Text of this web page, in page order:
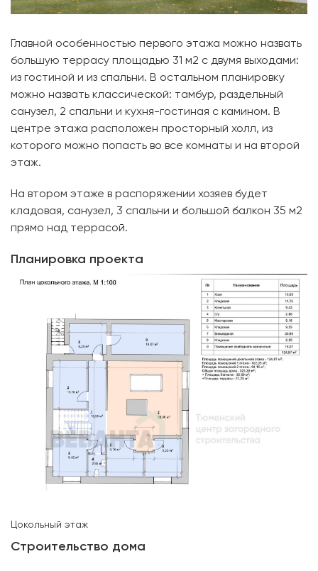
Главной особенностью первого этажа можно назвать
большую террасу площадью 31 м2 с двумя выходами:
из гостиной и из спальни. В остальном планировку
можно назвать классической: тамбур, раздельный
санузел, 2 спальни и кухня-гостиная с камином. В
центре этажа расположен просторный холл, из
которого можно попасть во все комнаты и на второй
этаж.
На втором этаже в распоряжении хозяев будет
кладовая, санузел, 3 спальни и большой балкон 35 м2
прямо над террасой.
Планировка проекта
Цокольный этаж
Строительство дома